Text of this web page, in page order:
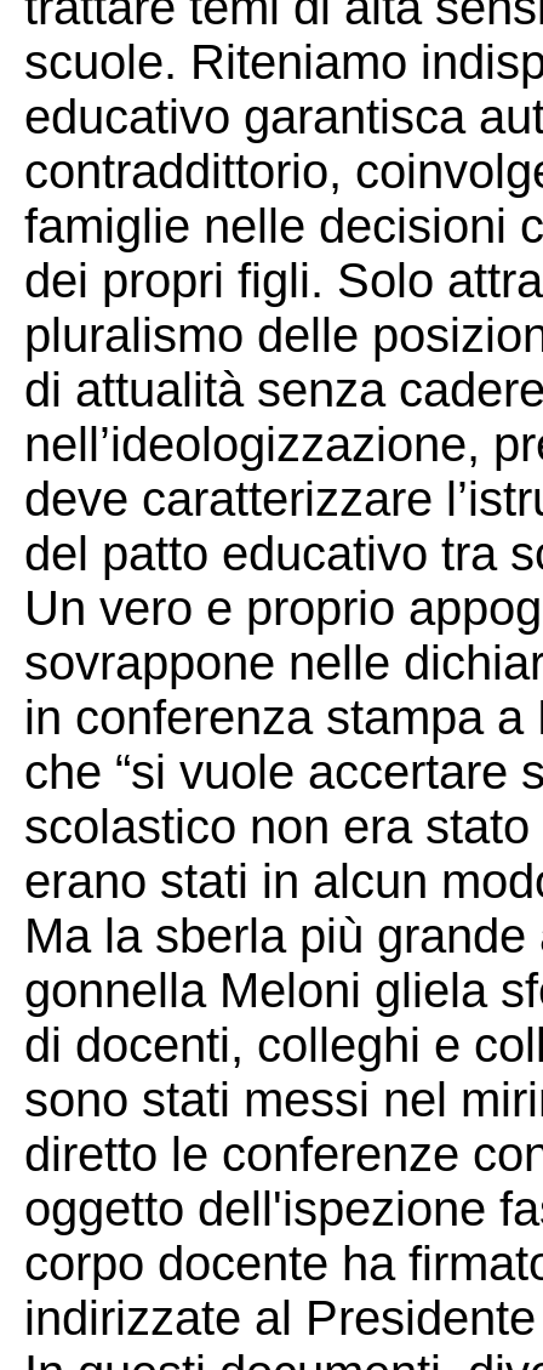
scuole. Riteniamo
educativo garantisca
contraddittorio,
famiglie nelle decisioni
dei propri figli. Solo
pluralismo delle
di attualità senza
nell’ideologizzazione,
deve caratterizzare
del patto educativo tra
Un vero e proprio
sovrappone nelle
in conferenza stampa
che “si vuole accertare
scolastico non era
erano stati in alcun
Ma la sberla più
gonnella Meloni gliela
di docenti, colleghi e
sono stati messi nel
diretto le conferenze
oggetto dell'ispezione
corpo docente ha
indirizzate al